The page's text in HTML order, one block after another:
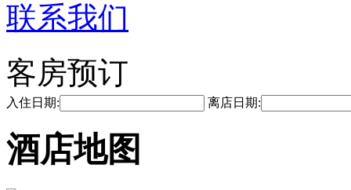
联系我们
客房预订
入住日期: 离店日期:
酒店地图